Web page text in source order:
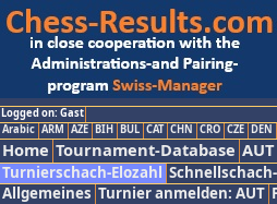
Logged on: Gast
Arabic ARM AZE BIH BUL CAT CHN CRO CZE DEN
Home Tournament-Database
Turnierschach-Elozahl
Allgemeines Turnier anmelden: AUT